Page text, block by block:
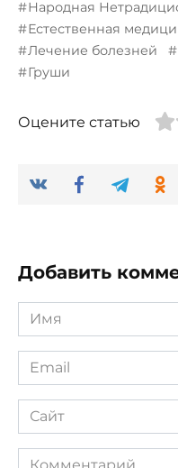
Народная
Естественная
Лечение болезней
Груши
Оцените статью
Добавить
Имя
*
Email
*
Сайт
Комментарий